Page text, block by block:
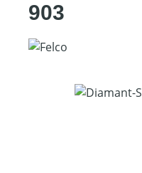
903
Bildergalerie